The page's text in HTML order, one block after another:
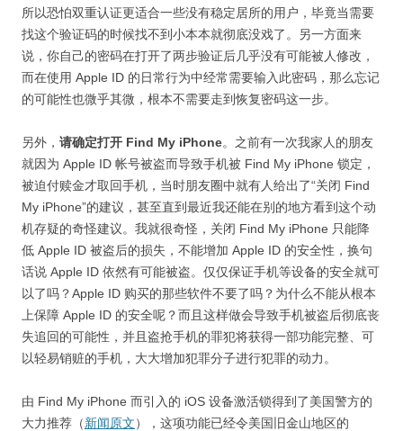
所以恐怕双重认证更适合一些没有稳定居所的用户，毕竟当需要
找这个验证码的时候找不到小本本就彻底没戏了。另一方面来
说，你自己的密码在打开了两步验证后几乎没有可能被人修改，
而在使用 Apple ID 的日常行为中经常需要输入此密码，那么忘记
的可能性也微乎其微，根本不需要走到恢复密码这一步。
另外， 请确定打开 Find My iPhone。之前有一次我家人的朋友
就因为 Apple ID 帐号被盗而导致手机被 Find My iPhone 锁定，
被迫付赎金才取回手机，当时朋友圈中就有人给出了“关闭 Find
My iPhone”的建议，甚至直到最近我还能在别的地方看到这个动
机存疑的奇怪建议。我就很奇怪，关闭 Find My iPhone 只能降
低 Apple ID 被盗后的损失，不能增加 Apple ID 的安全性，换句
话说 Apple ID 依然有可能被盗。仅仅保证手机等设备的安全就可
以了吗？Apple ID 购买的那些软件不要了吗？为什么不能从根本
上保障 Apple ID 的安全呢？而且这样做会导致手机被盗后彻底丧
失追回的可能性，并且盗抢手机的罪犯将获得一部功能完整、可
以轻易销赃的手机，大大增加犯罪分子进行犯罪的动力。
由 Find My iPhone 而引入的 iOS 设备激活锁得到了美国警方的
大力推荐（新闻原文），这项功能已经令美国旧金山地区的